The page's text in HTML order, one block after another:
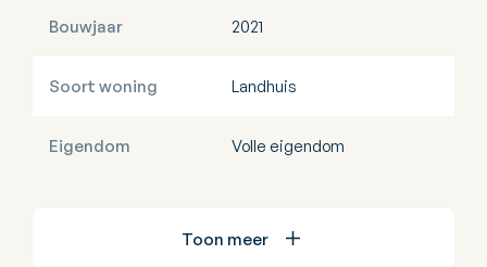
Bouwjaar 2021
Soort woning Landhuis
Eigendom Volle eigendom
Toon meer